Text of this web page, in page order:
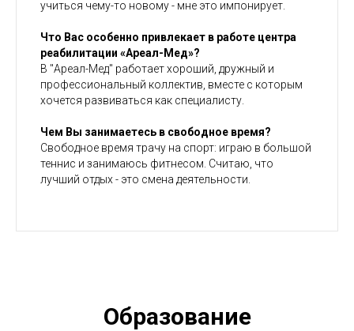
учиться чему-то новому - мне это импонирует.
Что Вас особенно привлекает в работе центра
реабилитации «Ареал-Мед»?
В "Ареал-Мед" работает хороший, дружный и
профессиональный коллектив, вместе с которым
хочется развиваться как специалисту.
Чем Вы занимаетесь в свободное время?
Свободное время трачу на спорт: играю в большой
теннис и занимаюсь фитнесом. Считаю, что
лучший отдых - это смена деятельности.
Образование